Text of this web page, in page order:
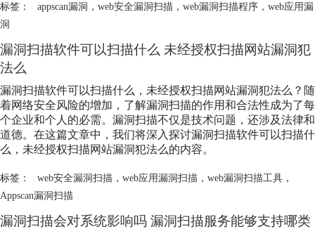
标签： appscan漏洞 ， web安全漏洞扫描， web漏洞扫描程序， web应用漏
洞
漏洞扫描软件可以扫描什么 未经授权扫描网站漏洞犯
法么
漏洞扫描软件可以扫描什么，未经授权扫描网站漏洞犯法么？随
着网络安全风险的增加，了解漏洞扫描的作用和合法性成为了每
个企业和个人的必需。漏洞扫描不仅是技术问题，还涉及法律和
道德。在这篇文章中，我们将深入探讨漏洞扫描软件可以扫描什
么，未经授权扫描网站漏洞犯法么的内容。
标签： web安全漏洞扫描， web应用漏洞扫描， web漏洞扫描工具，
Appscan漏洞扫描
漏洞扫描会对系统影响吗 漏洞扫描服务能够支持哪类